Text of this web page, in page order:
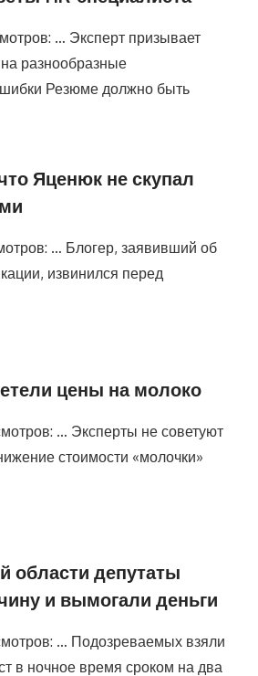
… Эксперт призывает
разнообразные
Резюме должно быть
Яценюк не скупал
… Блогер, заявивший об
извинился перед
цены на молоко
… Эксперты не советуют
стоимости «молочки»
области депутаты
и вымогали деньги
… Подозреваемых взяли
в ночное время сроком на два